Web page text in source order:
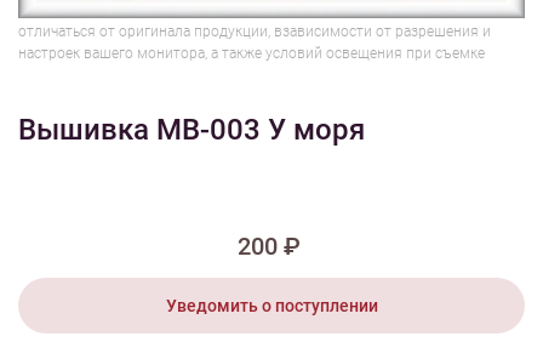
Изображения и цвет представленного товара могут незначительно
отличаться от оригинала продукции, взависимости от разрешения и
настроек вашего монитора, а также условий освещения при съемке
Вышивка МВ-003 У моря
200 ₽
Уведомить о поступлении